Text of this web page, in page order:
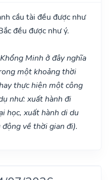
cầu tài đều được như
đều được như ý.
Minh ở đây nghĩa
một khoảng thời
thực hiện một công
như: xuất hành đi
học, xuất hành di du
về thời gian đi).